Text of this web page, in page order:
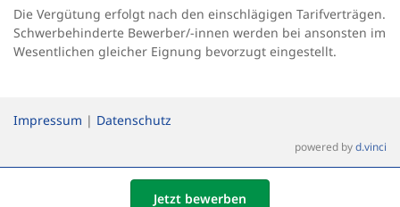
Die Vergütung erfolgt nach den einschlägigen Tarifverträgen.
Schwerbehinderte Bewerber/-innen werden bei ansonsten im
Wesentlichen gleicher Eignung bevorzugt eingestellt.
Jetzt bewerben
Impressum | Datenschutz
powered byd.vinci